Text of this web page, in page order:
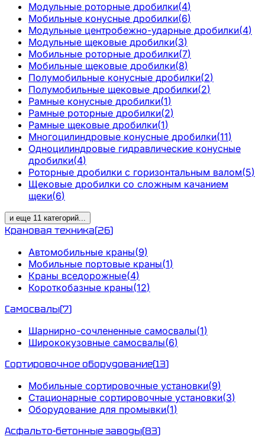
Модульные роторные дробилки(4)
Мобильные конусные дробилки(6)
Модульные центробежно-ударные дробилки(4)
Модульные щековые дробилки(3)
Мобильные роторные дробилки(7)
Мобильные щековые дробилки(8)
Полумобильные конусные дробилки(2)
Полумобильные щековые дробилки(2)
Рамные конусные дробилки(1)
Рамные роторные дробилки(2)
Рамные щековые дробилки(1)
Многоцилиндровые конусные дробилки(11)
Одноцилиндровые гидравлические конусные
дробилки(4)
Роторные дробилки с горизонтальным валом(5)
Щековые дробилки со сложным качанием
щеки(6)
и еще 11 категорий...
Крановая техника(26)
Автомобильные краны(9)
Мобильные портовые краны(1)
Краны вседорожные(4)
Короткобазные краны(12)
Самосвалы(7)
Шарнирно-сочлененные самосвалы(1)
Ширококузовные самосвалы(6)
Сортировочное оборудование(13)
Мобильные сортировочные установки(9)
Стационарные сортировочные установки(3)
Оборудование для промывки(1)
Асфальто-бетонные заводы(83)